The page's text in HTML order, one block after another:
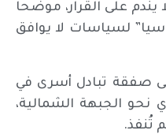
أنه لا يندم على القرار، موضحا
لسياسات لا يوافق
صفقة تبادل أسرى في
الجبهة الشمالية،
تُنفذ.